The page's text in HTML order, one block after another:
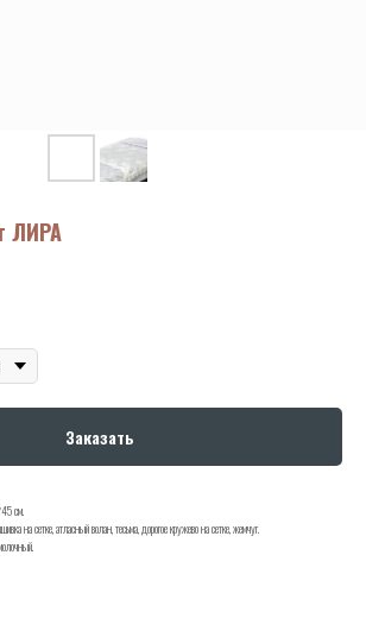
ЛИРА
Заказать
см.
на сетке, атласный волан, тесьма, дорогое кружево на сетке, жемчуг.